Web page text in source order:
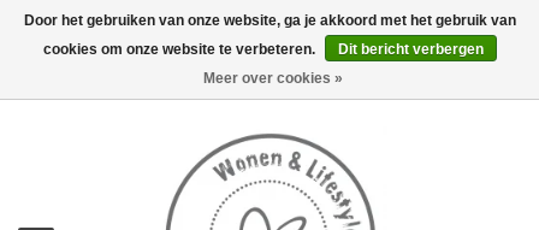
0 Artikelen - €0,00
Door het gebruiken van onze website, ga je akkoord met het gebruik van
cookies om onze website te verbeteren.
Dit bericht verbergen
Meer over cookies »